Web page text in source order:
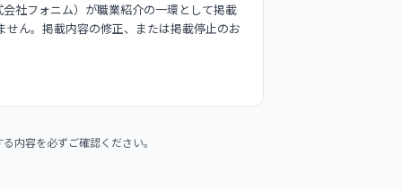
社フォニム）が職業紹介の一環として掲載
ん。掲載内容の修正、または掲載停止のお
内容を必ずご確認ください。